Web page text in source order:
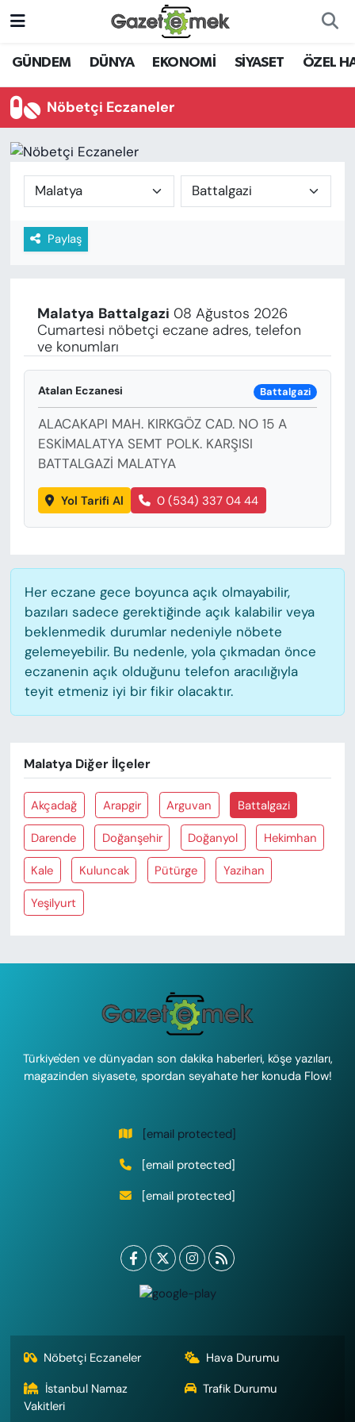
GÜNDEM DÜNYA EKONOMİ SİYASET ÖZEL
Nöbetçi Eczaneler
Paylaş
Malatya Battalgazi 08 Ağustos 2026
Cumartesi nöbetçi eczane adres, telefon
ve konumları
Atalan Eczanesi Battalgazi
ALACAKAPI MAH. KIRKGÖZ CAD. NO 15 A
ESKİMALATYA SEMT POLK. KARŞISI
BATTALGAZİ MALATYA
Yol Tarifi Al 0 (534) 337 04 44
Her eczane gece boyunca açık olmayabilir,
bazıları sadece gerektiğinde açık kalabilir veya
beklenmedik durumlar nedeniyle nöbete
gelemeyebilir. Bu nedenle, yola çıkmadan önce
eczanenin açık olduğunu telefon aracılığıyla
teyit etmeniz iyi bir fikir olacaktır.
Malatya Diğer İlçeler
Akçadağ Arapgir Arguvan Battalgazi
Darende Doğanşehir Doğanyol Hekimhan
Kale Kuluncak Pütürge Yazihan
Yeşilyurt
Türkiye'den ve dünyadan son dakika haberleri, köşe yazıları,
magazinden siyasete, spordan seyahate her konuda Flow!
[email protected]
[email protected]
[email protected]
Nöbetçi Eczaneler
Hava Durumu
İstanbul Namaz
Vakitleri
Trafik Durumu
DÜNYA
EKONOMİ
YENİ MEDYADA EMEK
GAZETECİLİĞİNİ GELİŞTİRMEK
FAYDALI BİLGİLER
EĞİTİM
SAĞLIK
SPOR
KÜLTÜR-SANAT
MAGAZİN
ÖZEL HABER
YAZAR KÖŞESİ
SİYASET
VAN VE DİYARBAKIR HABERLERİ
Nöbetçi Eczaneler
Hava Durumu
Trafik Durumu
Haber Arşivi